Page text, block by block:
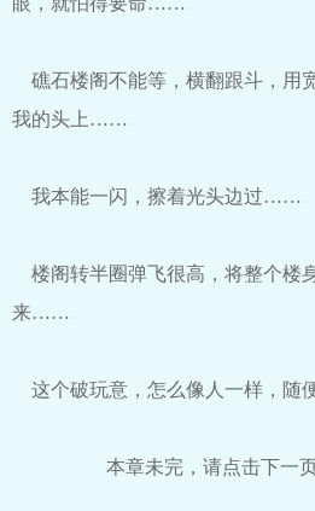
礁石楼阁不能等，横翻跟斗，用
我的头上……
我本能一闪，擦着光头边过……
楼阁转半圈弹飞很高，将整个楼
来……
这个破玩意，怎么像人一样，随
本章未完，请点击下一